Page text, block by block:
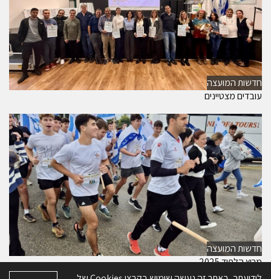
חדשות המועצה
עובדים מצטיינים
חדשות המועצה
מרוץ הלפיד 2025